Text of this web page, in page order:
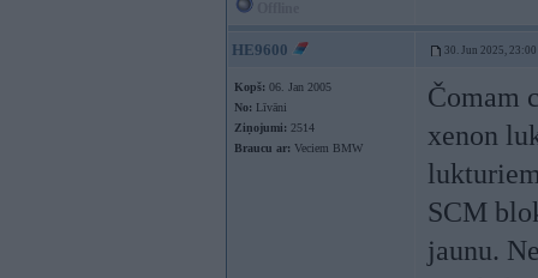
HE9600 30. Jun 2025, 23:00
Kopš: 06. Jan 2005
No: Līvāni
Ziņojumi: 2514
Braucu ar: Veciem BMW
Čomam
xenon
SCM
jaunu.